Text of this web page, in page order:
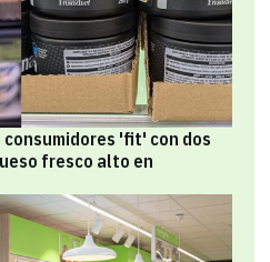
'fit' con dos
fresco alto en